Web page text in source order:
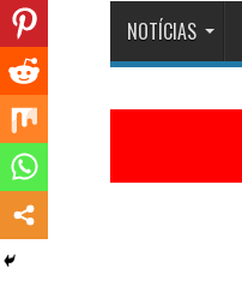
NOTÍCIAS